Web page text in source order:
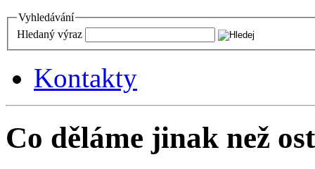
Vyhledávání
Hledaný výraz
Kontakty
Co děláme jinak než